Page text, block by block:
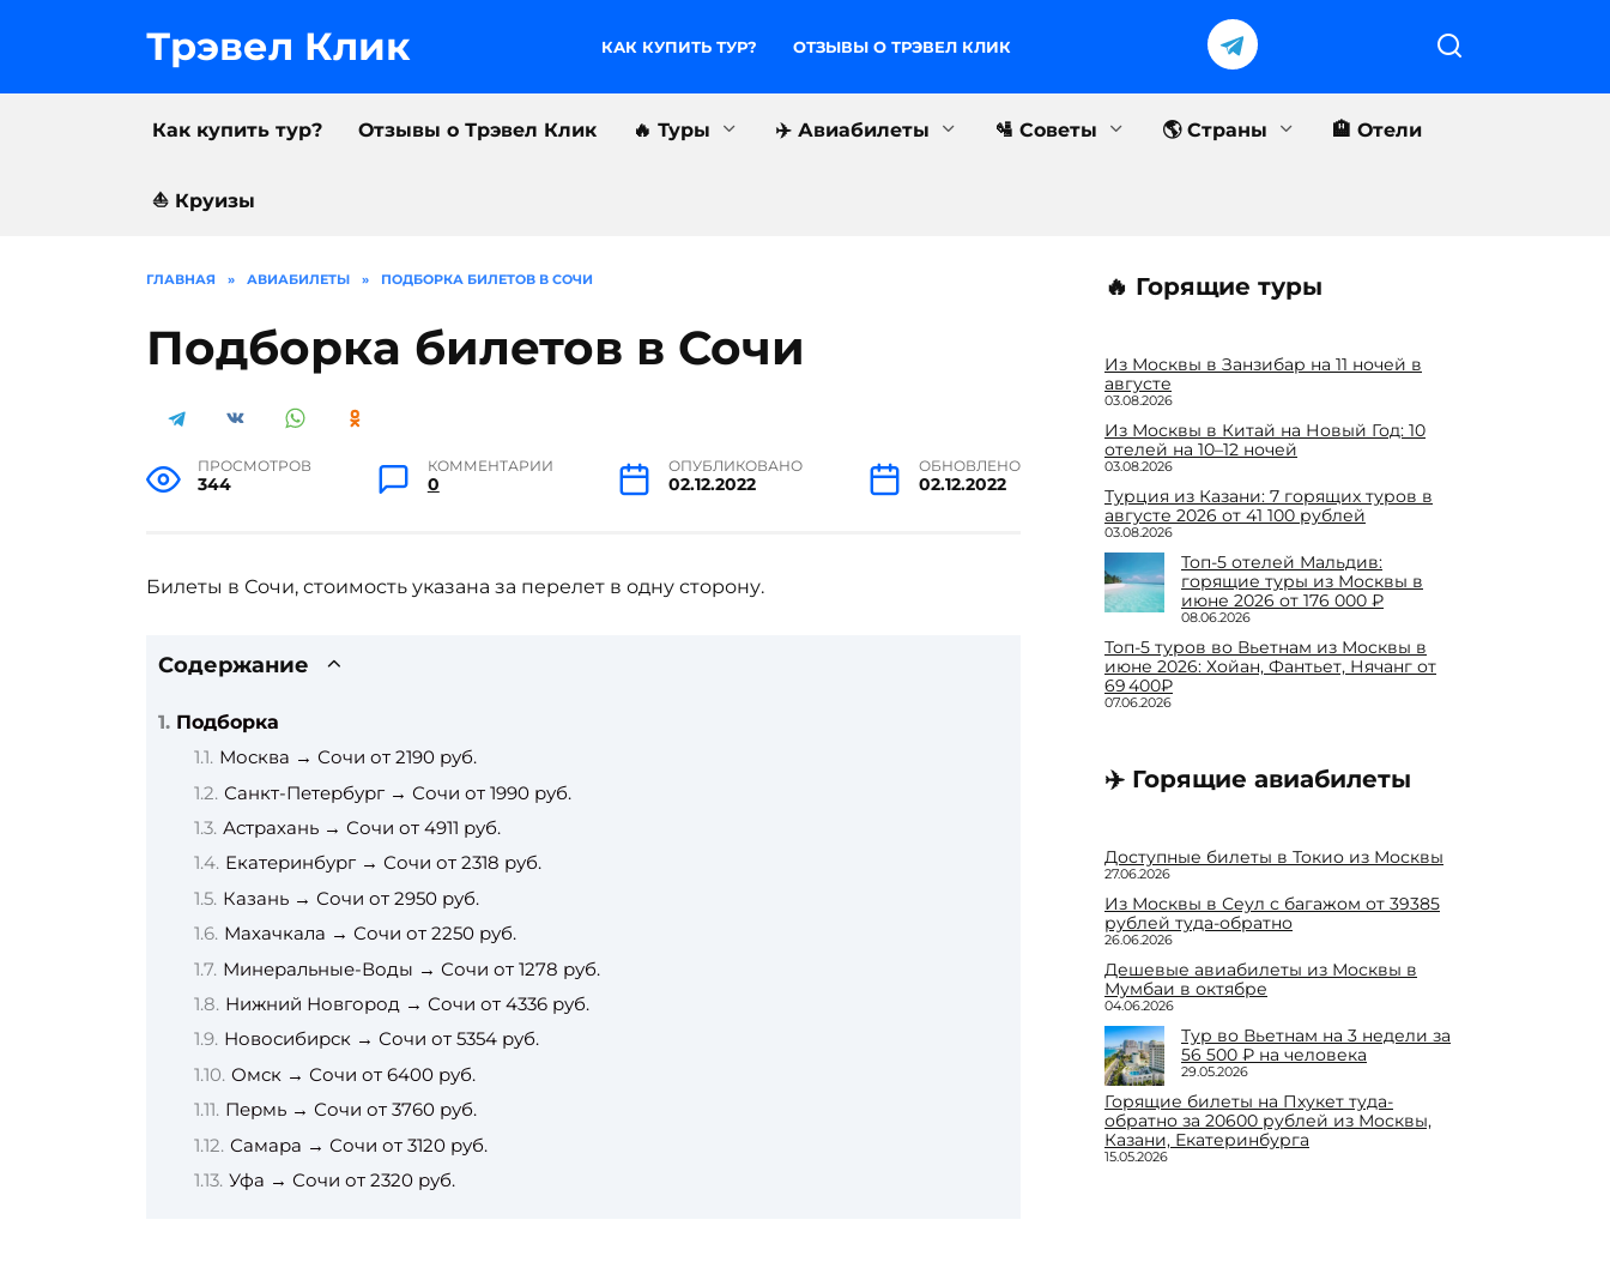
Трэвел Клик КАК КУПИТЬ ТУР? ОТЗЫВЫ О ТРЭВЕЛ КЛИК
Как купить тур? Отзывы о Трэвел Клик 🔥 Туры ✈️ Авиабилеты 🛂 Советы 🌎 Страны 🏨 Отели
⛵️ Круизы
ГЛАВНАЯ » АВИАБИЛЕТЫ » ПОДБОРКА БИЛЕТОВ В СОЧИ
Подборка билетов в Сочи
ПРОСМОТРОВ
344
КОММЕНТАРИИ
0
ОПУБЛИКОВАНО
02.12.2022
ОБНОВЛЕНО
02.12.2022
Билеты в Сочи, стоимость указана за перелет в одну сторону.
Содержание
Подборка
Москва → Сочи от 2190 руб.
Санкт-Петербург → Сочи от 1990 руб.
Астрахань → Сочи от 4911 руб.
Екатеринбург → Сочи от 2318 руб.
Казань → Сочи от 2950 руб.
Махачкала → Сочи от 2250 руб.
Минеральные-Воды → Сочи от 1278 руб.
Нижний Новгород → Сочи от 4336 руб.
Новосибирск → Сочи от 5354 руб.
Омск → Сочи от 6400 руб.
Пермь → Сочи от 3760 руб.
Самара → Сочи от 3120 руб.
Уфа → Сочи от 2320 руб.
🔥 Горящие туры
Из Москвы в Занзибар на 11 ночей в
августе
03.08.2026
Из Москвы в Китай на Новый Год: 10
отелей на 10–12 ночей
03.08.2026
Турция из Казани: 7 горящих туров в
августе 2026 от 41 100 рублей
03.08.2026
Топ-5 отелей Мальдив:
горящие туры из Москвы в
июне 2026 от 176 000 ₽
08.06.2026
Топ-5 туров во Вьетнам из Москвы в
июне 2026: Хойан, Фантьет, Нячанг от
69 400₽
07.06.2026
✈️ Горящие авиабилеты
Доступные билеты в Токио из Москвы
27.06.2026
Из Москвы в Сеул с багажом от 39385
рублей туда-обратно
26.06.2026
Дешевые авиабилеты из Москвы в
Мумбаи в октябре
04.06.2026
Тур во Вьетнам на 3 недели за
56 500 ₽ на человека
29.05.2026
Горящие билеты на Пхукет туда-
обратно за 20600 рублей из Москвы,
Казани, Екатеринбурга
15.05.2026